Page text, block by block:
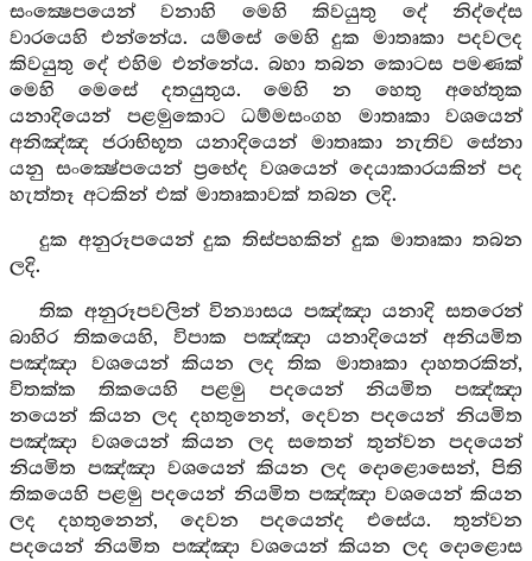
සංක්‍ෂෙපයෙන් වනාහි මෙහි කිවයුතු දේ නිද්දේස
වාරයෙහි එන්නේය. යම්සේ මෙහි දුක මාතෘකා පදවලද
කිවයුතු දේ එහිම එන්නේය. බහා තබන කොටස පමණක්
මෙහි මෙසේ දතයුතුය. මෙහි න හෙතු අහේතුක
යනාදියෙන් පළමුකොට ධම්මසංගහ මාතෘකා වශයෙන්
අනිඤ්ඤ ජරාභිභූත යනාදියෙන් මාතෘකා නැතිව සේනා
යනු සංක්‍ෂේපයෙන් ප්‍රභේද වශයෙන් දෙයාකාරයකින් පද
හැත්තෑ අටකින් එක් මාතෘකාවක් තබන ලදි.
දුක අනුරූපයෙන් දුක තිස්පහකින් දුක මාතෘකා තබන
ලදි.
තික අනුරූපවලින් වින්‍යාසය පඤ්ඤා යනාදි සතරෙන්
බාහිර තිකයෙහි, විපාක පඤ්ඤා යනාදියෙන් අනියමිත
පඤ්ඤා වශයෙන් කියන ලද තික මාතෘකා දාහතරකින්,
විතක්ක තිකයෙහි පළමු පදයෙන් නියමිත පඤ්ඤා
නයෙන් කියන ලද දහතුනෙන්, දෙවන පදයෙන් නියමිත
පඤ්ඤා වශයෙන් කියන ලද සතෙන් තුන්වන පදයෙන්
නියමිත පඤ්ඤා වශයෙන් කියන ලද දොළොසෙන්, පිති
තිකයෙහි පළමු පදයෙන් නියමිත පඤ්ඤා වශයෙන් කියන
ලද දහතුනෙන්, දෙවන පදයෙන්ද එසේය. තුන්වන
පදයෙන් නියමිත පඤ්ඤා වශයෙන් කියන ලද දොළොස